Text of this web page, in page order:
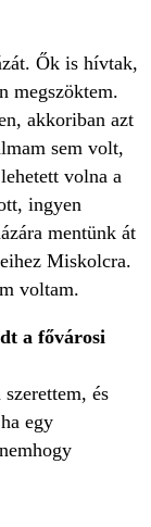
Ők is hívtak,
megszöktem.
akkoriban azt
sem volt,
volna a
ingyen
mentünk át
Miskolcra.
voltam.
a fővárosi
és
egy